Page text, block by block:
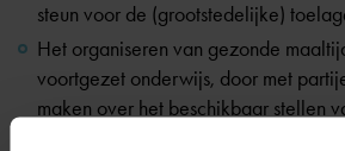
steun voor de (grootstedelijke)
Het organiseren van gezonde
voortgezet onderwijs, door met
maken over het beschikbaar stellen